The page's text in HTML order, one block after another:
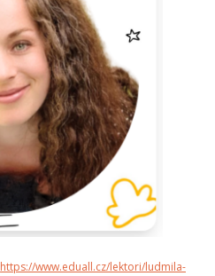
https://www.eduall.cz/lektori/ludmila-